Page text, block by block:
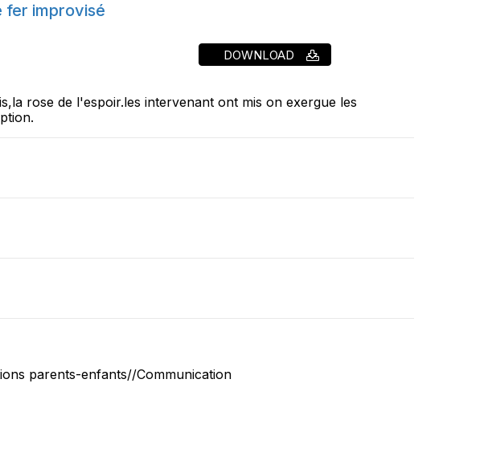
fer improvisé
DOWNLOAD
rose de l'espoir.les intervenant ont mis on exergue les
parents-enfants//Communication